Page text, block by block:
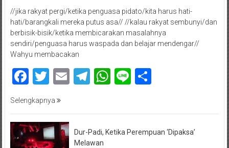
//jika rakyat pergi/ketika penguasa pidato/kita harus hati-
hati/barangkali mereka putus asa// //kalau rakyat sembunyi/dan
berbisik-bisik/ketika membicarakan masalahnya
sendiri/penguasa harus waspada dan belajar mendengar//
Wahyu membacakan
Facebook
Twitter
EmailTelegram
WhatsApp
LineShare
Selengkapnya
Dur-Padi, Ketika Perempuan ‘Dipaksa’
Melawan